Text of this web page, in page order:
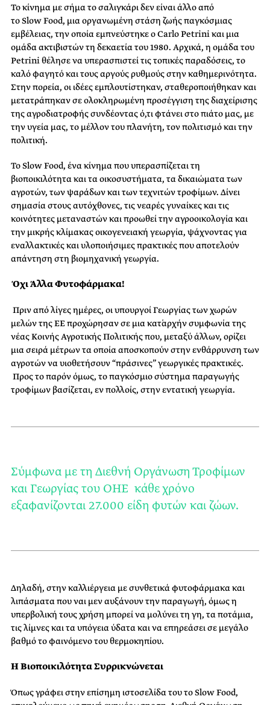
Το κίνημα με σήμα το σαλιγκάρι δεν είναι άλλο από
το Slow Food, μια οργανωμένη στάση ζωής παγκόσμιας
εμβέλειας, την οποία εμπνεύστηκε ο Carlo Petrini και μια
ομάδα ακτιβιστών τη δεκαετία του 1980. Αρχικά, η ομάδα του
Petrini θέλησε να υπερασπιστεί τις τοπικές παραδόσεις, το
καλό φαγητό και τους αργούς ρυθμούς στην καθημερινότητα.
Στην πορεία, οι ιδέες εμπλουτίστηκαν, σταθεροποιήθηκαν και
μετατράπηκαν σε ολοκληρωμένη προσέγγιση της διαχείρισης
της αγροδιατροφής συνδέοντας ό,τι φτάνει στο πιάτο μας, με
την υγεία μας, το μέλλον του πλανήτη, τον πολιτισμό και την
πολιτική.
Το Slow Food, ένα κίνημα που υπερασπίζεται τη
βιοποικιλότητα και τα οικοσυστήματα, τα δικαιώματα των
αγροτών, των ψαράδων και των τεχνιτών τροφίμων. Δίνει
σημασία στους αυτόχθονες, τις νεαρές γυναίκες και τις
κοινότητες μεταναστών και προωθεί την αγροοικολογία και
την μικρής κλίμακας οικογενειακή γεωργία, ψάχνοντας για
εναλλακτικές και υλοποιήσιμες πρακτικές που αποτελούν
απάντηση στη βιομηχανική γεωργία.
Όχι Άλλα Φυτοφάρμακα!
Πριν από λίγες ημέρες, οι υπουργοί Γεωργίας των χωρών
μελών της ΕΕ προχώρησαν σε μια κατ΄αρχήν συμφωνία της
νέας Κοινής Αγροτικής Πολιτικής που, μεταξύ άλλων, ορίζει
μια σειρά μέτρων τα οποία αποσκοπούν στην ενθάρρυνση των
αγροτών να υιοθετήσουν “πράσινες” γεωργικές πρακτικές.
Προς το παρόν όμως, τοπαγκόσμιο σύστημα παραγωγής
τροφίμων βασίζεται, εν πολλοίς, στην εντατική γεωργία.
Σύμφωνα με τη Διεθνή Οργάνωση Τροφίμων
και Γεωργίας του ΟΗΕ κάθε χρόνο
εξαφανίζονται 27.000 είδη φυτών και ζώων.
Δηλαδή, στην καλλιέργεια με συνθετικά φυτοφάρμακα και
λιπάσματα που ναι μεν αυξάνουν την παραγωγή, όμως η
υπερβολική τους χρήση μπορεί να μολύνει τη γη, τα ποτάμια,
τις λίμνες και τα υπόγεια ύδατα και να επηρεάσει σε μεγάλο
βαθμό το φαινόμενο του θερμοκηπίου.
Η Βιοποικιλότητα Συρρικνώνεται
Όπως γράφει στην επίσημη ιστοσελίδα του το Slow Food,